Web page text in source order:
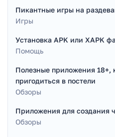
Пикантные игры на
Игры
Установка APK или XAPK
Помощь
Полезные приложения 18+,
пригодиться в постели
Обзоры
Приложения для создания
Обзоры